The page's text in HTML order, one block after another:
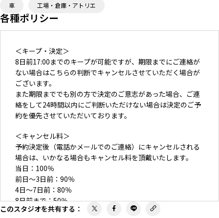
車 工場・倉庫・アトリエ
各種ポリシー
＜キープ・決定＞
8日前17:00までのキープが可能ですが、期限までにご連絡が
ない場合はこちらの判断でキャンセルさせていただく場合が
ございます。
また期限まででも別の方で決定のご意志があった場合、ご連
絡をして24時間以内にご判断いただけない場合は決定のご予
約を優先させていただいております。
＜キャンセル料＞
予約決定後（電話かメールでのご連絡）にキャンセルされる
場合は、いかなる場合もキャンセル料を頂戴いたします。
当日：100％
前日〜3日前：90％
4日〜7日前：80％
8日前まで：50％
このスタジオを共有する ：